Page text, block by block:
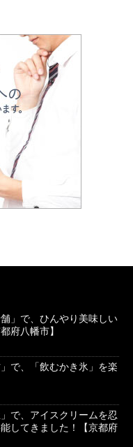
」で、ひんやり美味しい
府八幡市】
で、「飲むかき氷」を楽
で、アイスクリームを忍
してきました！【京都府